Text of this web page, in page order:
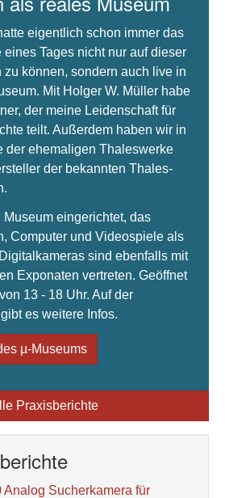
eigentlich schon immer das
Tages nicht nur auf dieser
zu können, sondern auch live in
Mit Holger W. Müller habe
der meine Leidenschaft für
teilt. Außerdem haben wir in
der ehemaligen Thaleswerke
der bekannten Thales-
Museum eingerichtet, das
Computer und Videospiele als
sind ebenfalls mit
Exponaten vertreten. Geöffnet
13 - 18 Uhr. Auf der
es weitere Infos.
µ-Museums
Praxisberichte
Analog Sucherkamera für